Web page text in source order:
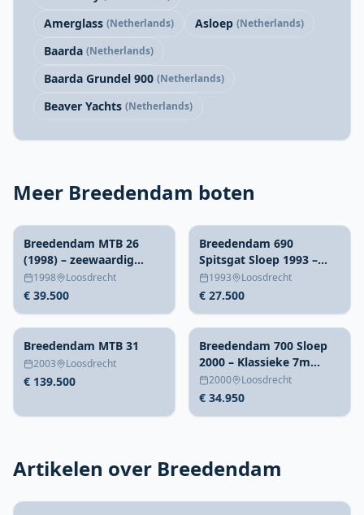
Amerglass (Netherlands) Asloep (Netherlands)
Baarda (Netherlands)
Baarda Grundel 900 (Netherlands)
Beaver Yachts (Netherlands)
Meer Breedendam boten
Breedendam MTB 26
(1998) – zeewaardig
klassiek motorjacht
1998 Loosdrecht
€ 39.500
Breedendam 690
Spitsgat Sloep 1993 –
Klassieke houten sloep
1993 Loosdrecht
€ 27.500
Breedendam MTB 31
2003 Loosdrecht
€ 139.500
Breedendam 700 Sloep
2000 – Klassieke 7m
diesel sloep
2000 Loosdrecht
€ 34.950
Artikelen over Breedendam